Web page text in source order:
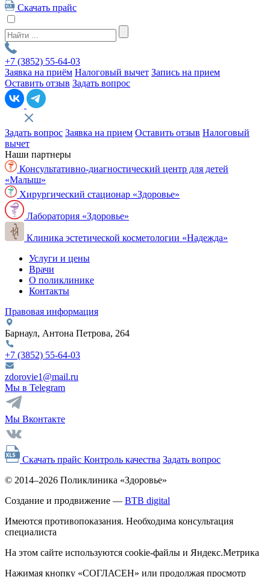
Скачать прайс
+7 (3852) 55-64-03
Заявка на приём Налоговый вычет Запись на прием
Оставить отзыв Задать вопрос
Задать вопрос Заявка на прием Оставить отзыв Налоговый
вычет
Наши партнеры
Консультативно-диагностический центр для детей
«Малыш»
Хирургический стационар «Здоровье»
Лаборатория «Здоровье»
Клиника эстетической косметологии «Надежда»
Услуги и цены
Врачи
О поликлинике
Контакты
Правовая информация
Барнаул, Антона Петрова, 264
+7 (3852) 55-64-03
zdorovie1@mail.ru
Мы в Telegram
Мы Вконтакте
Скачать прайс Контроль качества Задать вопрос
© 2014–2026 Поликлиника «Здоровье»
Создание и продвижение — BTB digital
Имеются противопоказания. Необходима консультация
специалиста
На этом сайте используются cookie-файлы и Яндекс.Метрика
Нажимая кнопку «СОГЛАСЕН» или продолжая просмотр